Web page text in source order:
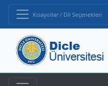
Kısayollar / Dil Seçenekleri